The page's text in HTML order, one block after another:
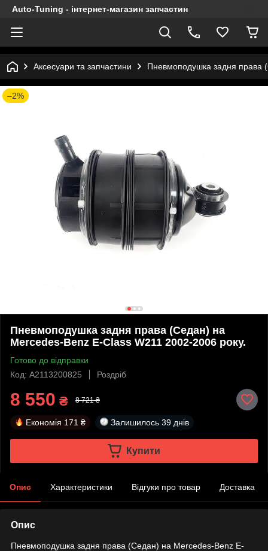
Auto-Tuning - інтернет-магазин запчастин
Аксесуари та запчастини Пневмоподушка задня права
–2%
Пневмоподушка задня права (Седан) на
Mercedes-Benz E-Class W211 2002-2006 року.
Готово до відправки
Код: A2113200825
Роздріб
8 550 ₴ 8 721 ₴
Економія 171 ₴ Залишилось 39 днів
Купити
Опис Характеристики Відгуки про товар Доставка
Опис
Пневмоподушка задня права (Седан) на Mercedes-Benz E-